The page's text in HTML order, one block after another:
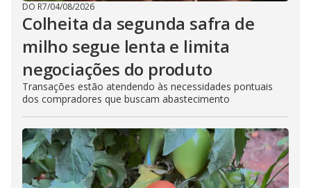
DO R7/04/08/2026
Colheita da segunda safra de
milho segue lenta e limita
negociações do produto
Transações estão atendendo às necessidades pontuais
dos compradores que buscam abastecimento